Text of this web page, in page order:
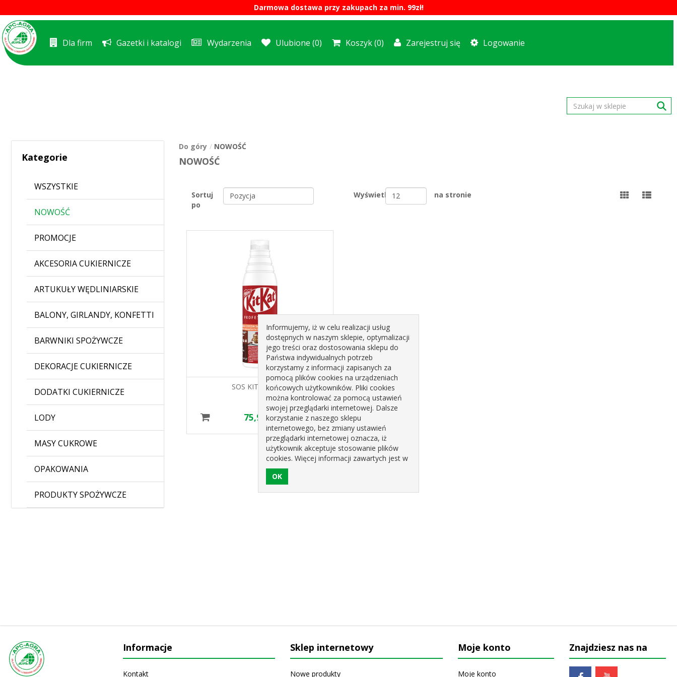
Darmowa dostawa przy zakupach za min. 99zł!
Dla firm Gazetki i katalogi Wydarzenia Ulubione (0) Koszyk (0) Zarejestruj się Logowanie
Kategorie
WSZYSTKIE
NOWOŚĆ
PROMOCJE
AKCESORIA CUKIERNICZE
ARTUKUŁY WĘDLINIARSKIE
BALONY, GIRLANDY, KONFETTI
BARWNIKI SPOŻYWCZE
DEKORACJE CUKIERNICZE
DODATKI CUKIERNICZE
LODY
MASY CUKROWE
OPAKOWANIA
PRODUKTY SPOŻYWCZE
Do góry NOWOŚĆ
NOWOŚĆ
Sortuj
po
Wyświetl na stronie
SOS KITKAT 1KG
75,96 zł
Informacje
Kontakt
Sklep internetowy
Nowe produkty
Moje konto
Moje konto
Znajdziesz nas na
Informujemy, iż w celu realizacji usług
dostępnych w naszym sklepie, optymalizacji
jego treści oraz dostosowania sklepu do
Państwa indywidualnych potrzeb
korzystamy z informacji zapisanych za
pomocą plików cookies na urządzeniach
końcowych użytkowników. Pliki cookies
można kontrolować za pomocą ustawień
swojej przeglądarki internetowej. Dalsze
korzystanie z naszego sklepu
internetowego, bez zmiany ustawień
przeglądarki internetowej oznacza, iż
użytkownik akceptuje stosowanie plików
cookies. Więcej informacji zawartych jest w
polityce prywatności sklepu.